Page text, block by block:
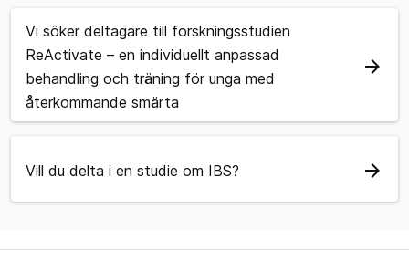
Vi söker deltagare till forskningsstudien
ReActivate – en individuellt anpassad
behandling och träning för unga med
återkommande smärta
arrow_forward
Vill du delta i en studie om IBS? arrow_forward